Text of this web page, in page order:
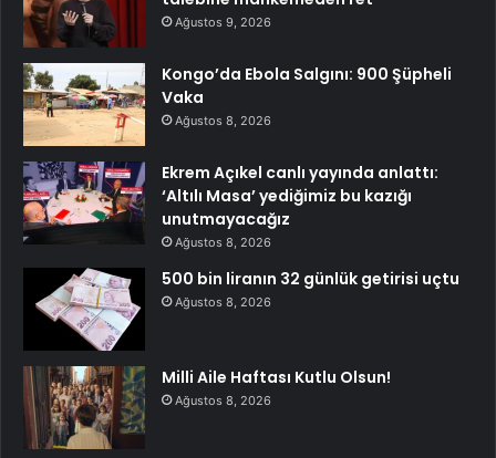
Ağustos 9, 2026
Kongo’da Ebola Salgını: 900 Şüpheli
Vaka
Ağustos 8, 2026
Ekrem Açıkel canlı yayında anlattı:
‘Altılı Masa’ yediğimiz bu kazığı
unutmayacağız
Ağustos 8, 2026
500 bin liranın 32 günlük getirisi uçtu
Ağustos 8, 2026
Milli Aile Haftası Kutlu Olsun!
Ağustos 8, 2026